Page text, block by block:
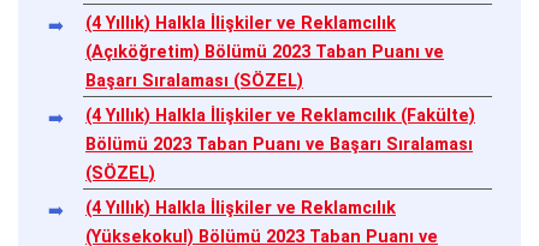
(4 Yıllık) Halkla İlişkiler ve Reklamcılık
(Açıköğretim) Bölümü 2023 Taban Puanı ve
Başarı Sıralaması (SÖZEL)
(4 Yıllık) Halkla İlişkiler ve Reklamcılık (Fakülte)
Bölümü 2023 Taban Puanı ve Başarı Sıralaması
(SÖZEL)
(4 Yıllık) Halkla İlişkiler ve Reklamcılık
(Yüksekokul) Bölümü 2023 Taban Puanı ve